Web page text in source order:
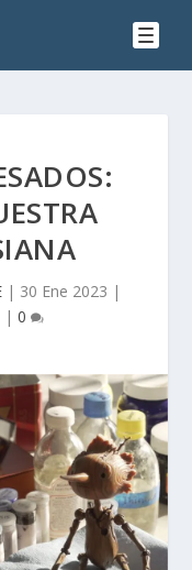
| 30 Ene 2023 |
| 0